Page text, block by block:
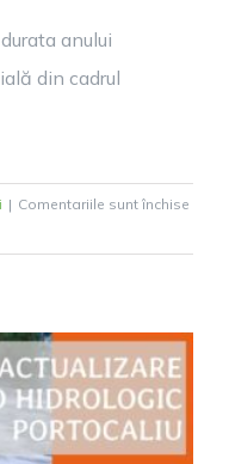
anului
din cadrul
| Comentariile sunt închise